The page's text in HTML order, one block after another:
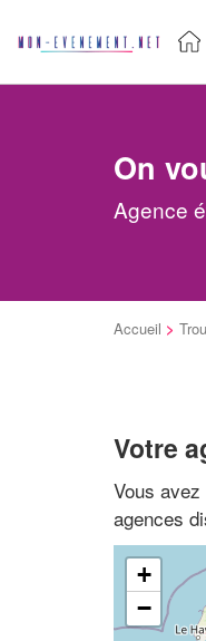
On
Agence
Accueil >
Votre
Vous
agences
+
−